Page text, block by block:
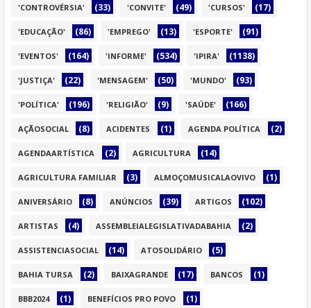
'CONTROVÉRSIA' (33) 'CONVITE' (49) 'CURSOS' (17)
'EDUCAÇÃO' (86) 'EMPREGO' (13) 'ESPORTE' (91)
'EVENTOS' (164) 'INFORME' (534) 'IPIRA' (1138)
'JUSTIÇA' (22) 'MENSAGEM' (50) 'MUNDO' (93)
'POLÍTICA' (196) 'RELIGIÃO' (9) 'SAÚDE' (166)
AÇÃOSOCIAL (8) ACIDENTES (1) AGENDA POLÍTICA (2)
AGENDAARTÍSTICA (2) AGRICULTURA (14)
AGRICULTURA FAMILIAR (3) ALMOÇOMUSICALAOVIVO (1)
ANIVERSÁRIO (8) ANÚNCIOS (39) ARTIGOS (102)
ARTISTAS (4) ASSEMBLEIALEGISLATIVADABAHIA (2)
ASSISTENCIASOCIAL (14) ATOSOLIDÁRIO (5)
BAHIA TURSA (2) BAIXAGRANDE (17) BANCOS (1)
BBB2024 (1) BENEFÍCIOS PRO POVO (1)